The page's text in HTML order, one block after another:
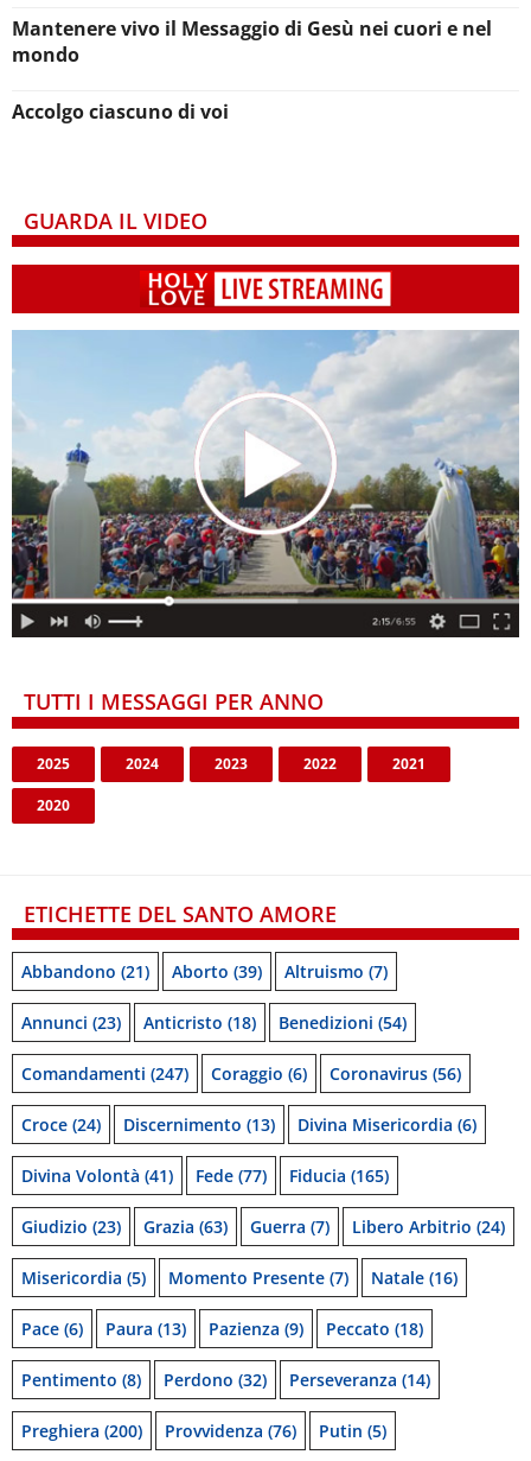
Mantenere vivo il Messaggio di Gesù nei cuori e nel
mondo
Accolgo ciascuno di voi
GUARDA IL VIDEO
TUTTI I MESSAGGI PER ANNO
2025 2024 2023 2022 2021
2020
ETICHETTE DEL SANTO AMORE
Abbandono (21) Aborto (39) Altruismo (7)
Annunci (23) Anticristo (18) Benedizioni (54)
Comandamenti (247) Coraggio (6) Coronavirus (56)
Croce (24) Discernimento (13) Divina Misericordia (6)
Divina Volontà (41) Fede (77) Fiducia (165)
Giudizio (23) Grazia (63) Guerra (7) Libero Arbitrio (24)
Misericordia (5) Momento Presente (7) Natale (16)
Pace (6) Paura (13) Pazienza (9) Peccato (18)
Pentimento (8) Perdono (32) Perseveranza (14)
Preghiera (200) Provvidenza (76) Putin (5)